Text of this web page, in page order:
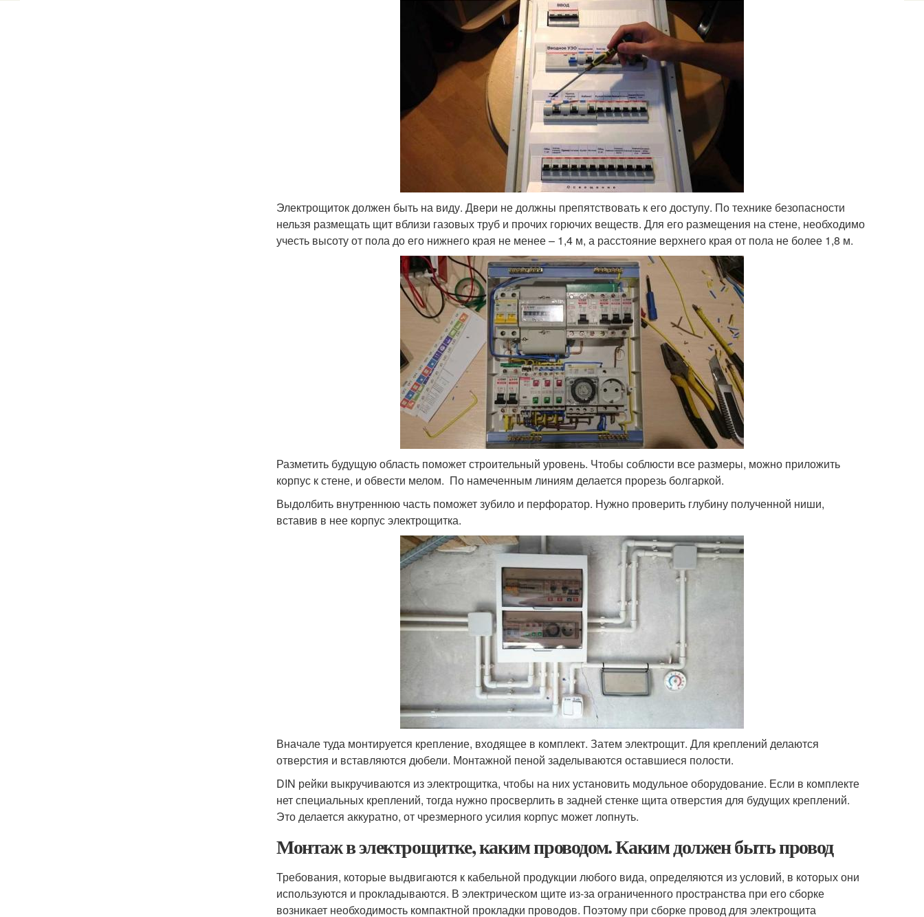
Электрощиток должен быть на виду. Двери не должны препятствовать к его доступу. По технике безопасности
нельзя размещать щит вблизи газовых труб и прочих горючих веществ. Для его размещения на стене, необходимо
учесть высоту от пола до его нижнего края не менее – 1,4 м, а расстояние верхнего края от пола не более 1,8 м.
Разметить будущую область поможет строительный уровень. Чтобы соблюсти все размеры, можно приложить
корпус к стене, и обвести мелом. По намеченным линиям делается прорезь болгаркой.
Выдолбить внутреннюю часть поможет зубило и перфоратор. Нужно проверить глубину полученной ниши,
вставив в нее корпус электрощитка.
Вначале туда монтируется крепление, входящее в комплект. Затем электрощит. Для креплений делаются
отверстия и вставляются дюбели. Монтажной пеной заделываются оставшиеся полости.
DIN рейки выкручиваются из электрощитка, чтобы на них установить модульное оборудование. Если в комплекте
нет специальных креплений, тогда нужно просверлить в задней стенке щита отверстия для будущих креплений.
Это делается аккуратно, от чрезмерного усилия корпус может лопнуть.
Монтаж в электрощитке, каким проводом. Каким должен быть провод
Требования, которые выдвигаются к кабельной продукции любого вида, определяются из условий, в которых они
используются и прокладываются. В электрическом щите из-за ограниченного пространства при его сборке
возникает необходимость компактной прокладки проводов. Поэтому при сборке провод для электрощита